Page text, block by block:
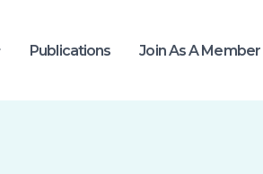
Publications Join As A Member